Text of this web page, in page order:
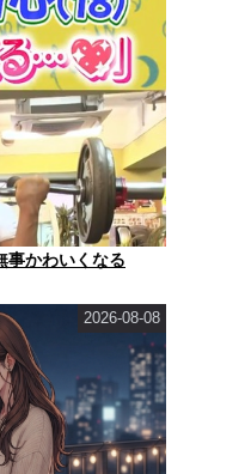
事かわいくなる
2026-08-08